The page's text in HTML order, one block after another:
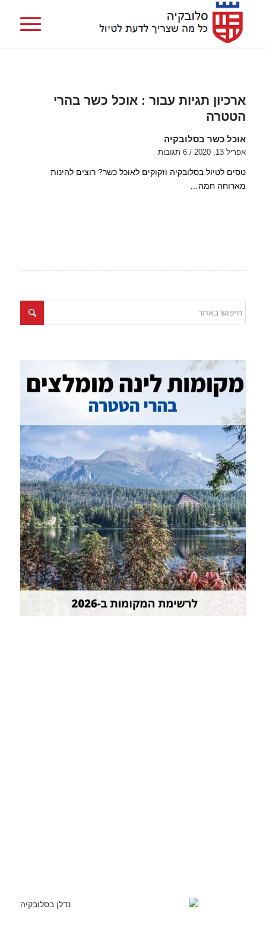
ארכיון תגיות עבור : אוכל כשר בהרי
הטטרה
אוכל כשר בסלובקיה
אפריל 13, 2020 / 6 תגובות
טסים לטיול בסלובקיה וזקוקים לאוכל כשר? רוצים להינות
מארוחה חמה…